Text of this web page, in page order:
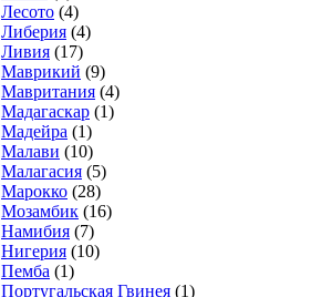
Лесото (4)
Либерия (4)
Ливия (17)
Маврикий (9)
Мавритания (4)
Мадагаскар (1)
Мадейра (1)
Малави (10)
Малагасия (5)
Марокко (28)
Мозамбик (16)
Намибия (7)
Нигерия (10)
Пемба (1)
Португальская Гвинея (1)